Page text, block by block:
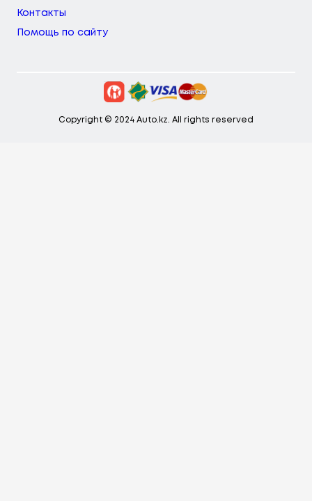
Контакты
Помощь по сайту
Copyright © 2024 Auto.kz. All rights reserved